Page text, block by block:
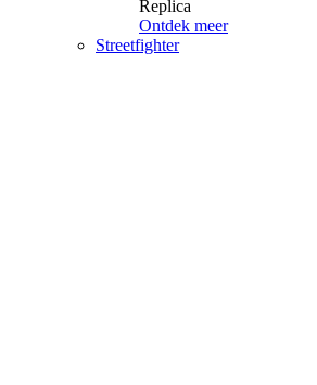
Replica
Ontdek meer
Streetfighter